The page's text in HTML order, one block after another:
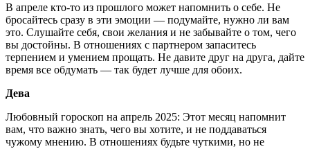
В апреле кто-то из прошлого может напомнить о себе. Не
бросайтесь сразу в эти эмоции — подумайте, нужно ли вам
это. Слушайте себя, свои желания и не забывайте о том, чего
вы достойны. В отношениях с партнером запаситесь
терпением и умением прощать. Не давите друг на друга, дайте
время все обдумать — так будет лучше для обоих.
Дева
Любовный гороскоп на апрель 2025: Этот месяц напомнит
вам, что важно знать, чего вы хотите, и не поддаваться
чужому мнению. В отношениях будьте чуткими, но не